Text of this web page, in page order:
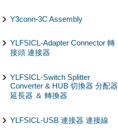
Y3conn-3C Assembly
YLFSICL-Adapter Connector 轉
接頭 連接器
YLFSICL-Switch Splitter
Converter & HUB 切換器 分配器
延長器 ＆ 轉換器
YLFSICL-USB 連接器 連接線